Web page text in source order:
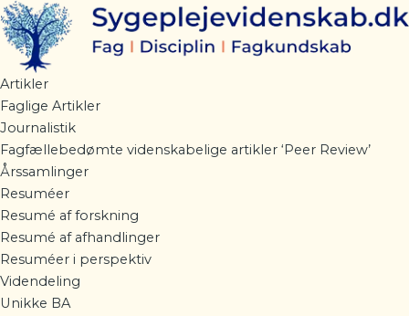
Gå
til
indholdet
Artikler
Faglige Artikler
Journalistik
Fagfællebedømte videnskabelige artikler ‘Peer Review’
Årssamlinger
Resuméer
Resumé af forskning
Resumé af afhandlinger
Resuméer i perspektiv
Videndeling
Unikke BA